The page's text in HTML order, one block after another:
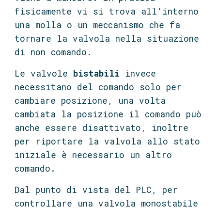
fisicamente vi si trova all’interno
una molla o un meccanismo che fa
tornare la valvola nella situazione
di non comando.
Le valvole bistabili invece
necessitano del comando solo per
cambiare posizione, una volta
cambiata la posizione il comando può
anche essere disattivato, inoltre
per riportare la valvola allo stato
iniziale è necessario un altro
comando.
Dal punto di vista del PLC, per
controllare una valvola monostabile